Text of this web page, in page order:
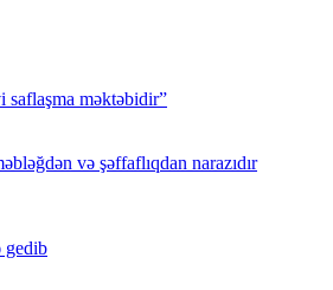
məktəbidir”
və şəffaflıqdan narazıdır
gedib